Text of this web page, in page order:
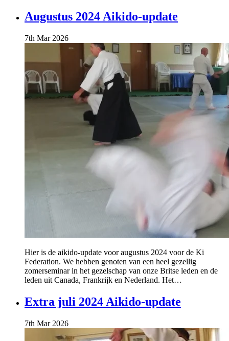
Augustus 2024 Aikido-update
7th Mar 2026
Hier is de aikido-update voor augustus 2024 voor de Ki
Federation. We hebben genoten van een heel gezellig
zomerseminar in het gezelschap van onze Britse leden en de
leden uit Canada, Frankrijk en Nederland. Het…
Extra juli 2024 Aikido-update
7th Mar 2026